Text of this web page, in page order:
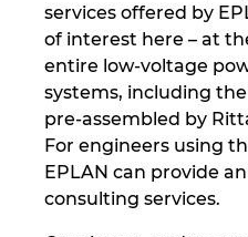
services offered by
of interest here – at
entire low-voltage
systems, including
pre-assembled by
For engineers using
EPLAN can provide
consulting services.